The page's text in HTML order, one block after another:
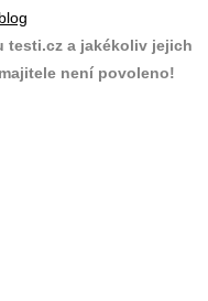
testi.cz a jakékoliv jejich
není povoleno!